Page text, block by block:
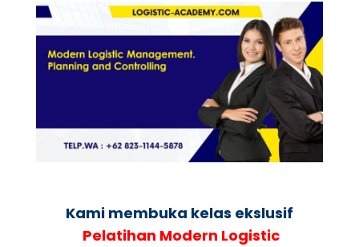
Kami membuka kelas ekslusif
Pelatihan Modern Logistic